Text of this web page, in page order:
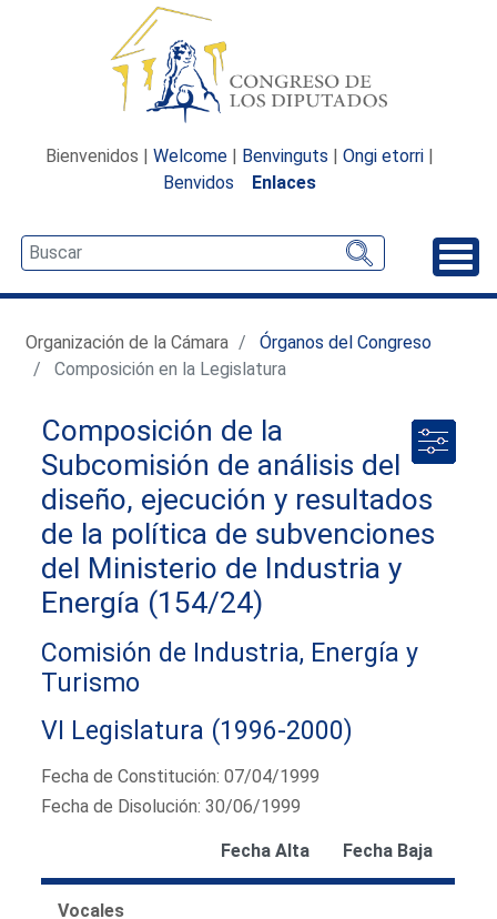
Bienvenidos | Welcome | Benvinguts | Ongi etorri |
Benvidos
Enlaces
Organización de la Cámara
Órganos del Congreso
Composición en la Legislatura
Composición de la
Subcomisión de análisis del
diseño, ejecución y resultados
de la política de subvenciones
del Ministerio de Industria y
Energía (154/24)
Comisión de Industria, Energía y
Turismo
VI Legislatura (1996-2000)
Fecha de Constitución: 07/04/1999
Fecha de Disolución: 30/06/1999
Fecha Alta Fecha Baja
Vocales